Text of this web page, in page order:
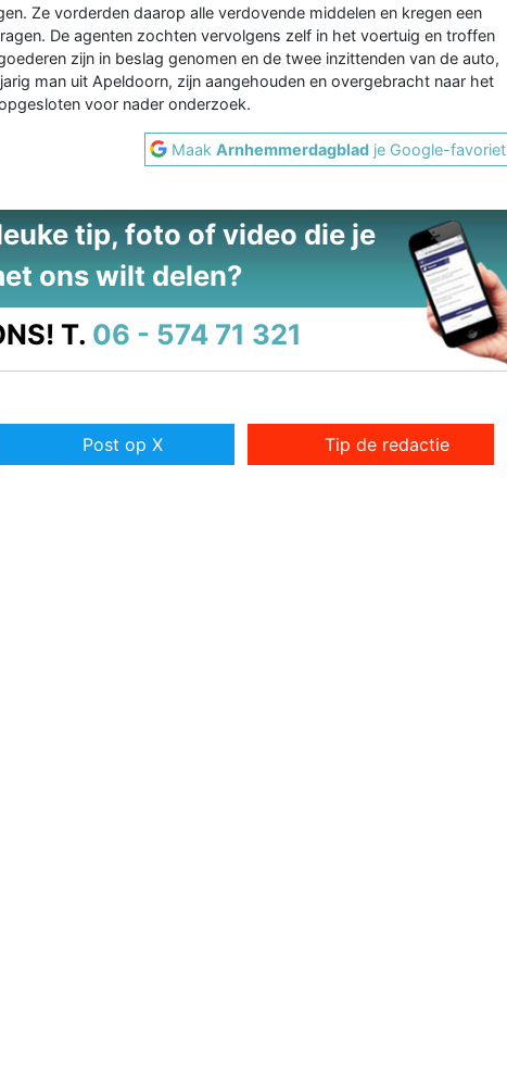
Ze vorderden daarop alle verdovende middelen en kregen een
De agenten zochten vervolgens zelf in het voertuig en troffen
zijn in beslag genomen en de twee inzittenden van de auto,
man uit Apeldoorn, zijn aangehouden en overgebracht naar het
voor nader onderzoek.
MaakArnhemmerdagblad je Google-favoriet
tip, foto of video die je
ons wilt delen?
T. 06 - 574 71 321
Post op X Tip de redactie